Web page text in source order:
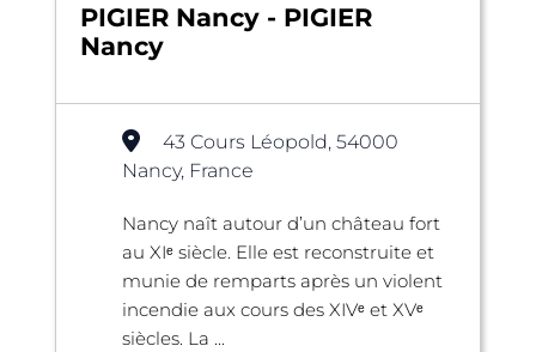
PIGIER Nancy - PIGIER
Nancy
43 Cours Léopold, 54000
Nancy, France
Nancy naît autour d’un château fort
au XIᵉ siècle. Elle est reconstruite et
munie de remparts après un violent
incendie aux cours des XIVᵉ et XVᵉ
siècles. La ...